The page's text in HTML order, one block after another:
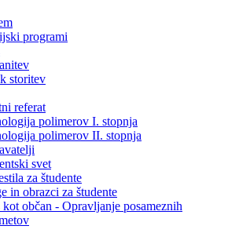
programi
storitev
referat
polimerov I. stopnja
polimerov II. stopnja
svet
za študente
in obrazci za študente
občan - Opravljanje posameznih